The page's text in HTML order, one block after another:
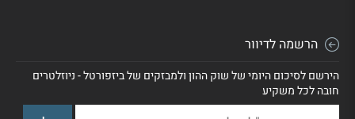
הרשמה לדיוור
הירשם לסיכום היומי של שוק ההון ולמבזקים של ביזפורטל - ניוזלטרים
חובה לכל משקיע